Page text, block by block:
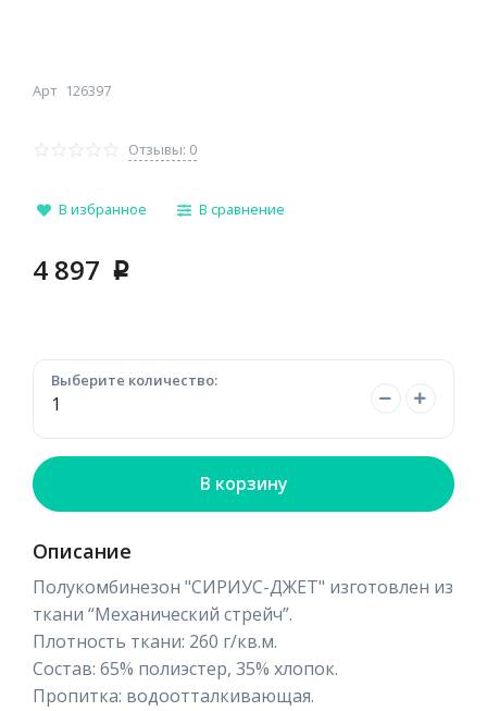
Арт 126397
Отзывы: 0
В избранное В сравнение
4 897 p
Выберите количество:
В корзину
Описание
Полукомбинезон "СИРИУС-ДЖЕТ" изготовлен из
ткани “Механический стрейч”.
Плотность ткани: 260 г/кв.м.
Состав: 65% полиэстер, 35% хлопок.
Пропитка: водоотталкивающая.